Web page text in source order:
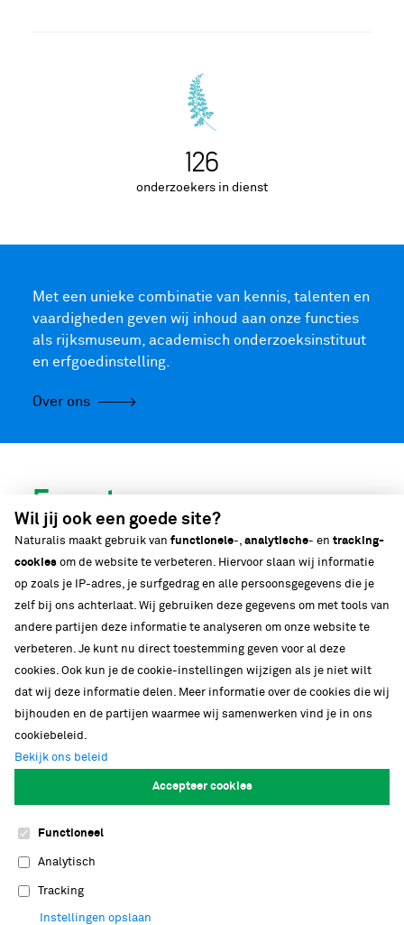
129
onderzoekers in dienst
Met een unieke combinatie van kennis, talenten en
vaardigheden geven wij inhoud aan onze functies
als rijksmuseum, academisch onderzoeksinstituut
en erfgoedinstelling.
Over ons
Expert
in biodiversiteit
Nationaal onderzoeksinstituut
onderzoekers in zeven verschillende
onderzoeksgroepen. Naturalis biedt jong
Wil jij ook een goede site?
Naturalis maakt gebruik van functionele-, analytische- en tracking-
cookies om de website te verbeteren. Hiervoor slaan wij informatie
op zoals je IP-adres, je surfgedrag en alle persoonsgegevens die je
zelf bij ons achterlaat. Wij gebruiken deze gegevens om met tools van
andere partijen deze informatie te analyseren om onze website te
verbeteren. Je kunt nu direct toestemming geven voor al deze
cookies. Ook kun je de cookie-instellingen wijzigen als je niet wilt
dat wij deze informatie delen. Meer informatie over de cookies die wij
bijhouden en de partijen waarmee wij samenwerken vind je in ons
cookiebeleid.
Bekijk ons beleid
Accepteer cookies
Functioneel
Analytisch
Tracking
Instellingen opslaan